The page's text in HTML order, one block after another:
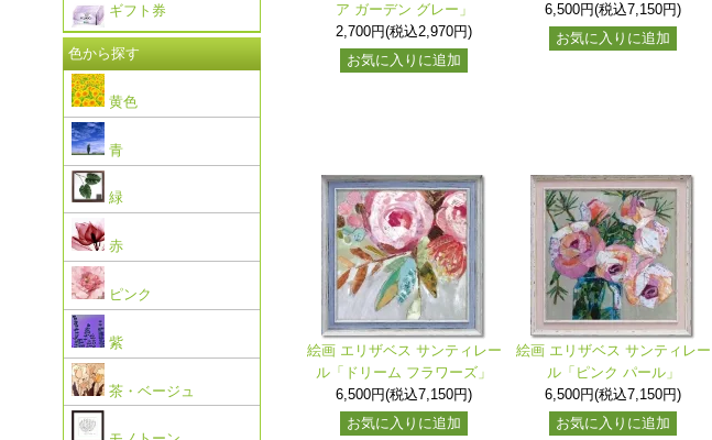
ア ガーデン グレー」
2,700円(税込2,970円)
お気に入りに追加
6,500円(税込7,150円)
お気に入りに追加
絵画 エリザベス サンティレー
ル「ドリーム フラワーズ」
6,500円(税込7,150円)
お気に入りに追加
絵画 エリザベス サンティレー
ル「ピンク パール」
6,500円(税込7,150円)
お気に入りに追加
ギフト券
色から探す
黄色
青
緑
赤
ピンク
紫
茶・ベージュ